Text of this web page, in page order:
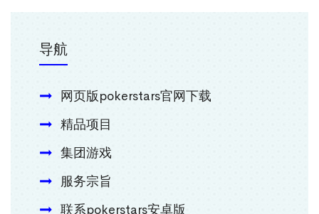
导航
网页版pokerstars官网下载
精品项目
集团游戏
服务宗旨
联系pokerstars安卓版